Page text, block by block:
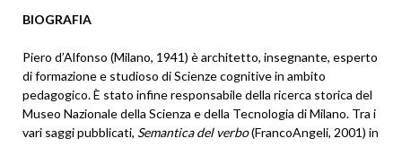
BIOGRAFIA
Piero d’Alfonso (Milano, 1941) è architetto, insegnante, esperto
di formazione e studioso di Scienze cognitive in ambito
pedagogico. È stato infine responsabile della ricerca storica del
Museo Nazionale della Scienza e della Tecnologia di Milano. Tra i
vari saggi pubblicati, Semantica del verbo(FrancoAngeli, 2001) in